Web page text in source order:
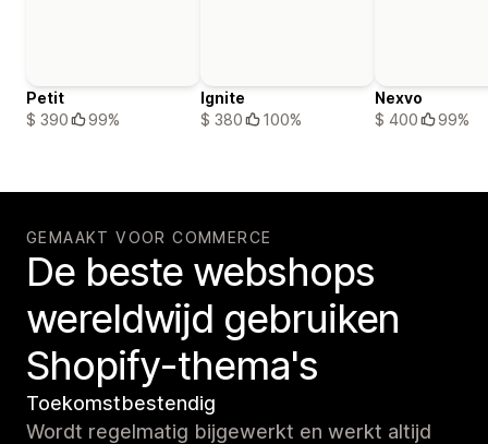
Petit
$ 390
99%
Ignite
$ 380
100%
Nexvo
$ 400
99%
GEMAAKT VOOR COMMERCE
De beste webshops
wereldwijd gebruiken
Shopify-thema's
Toekomstbestendig
Wordt regelmatig bijgewerkt en werkt altijd